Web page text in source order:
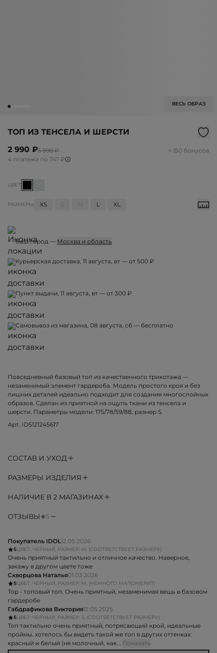
ВЕСЬ ОБРАЗ
ТОП ИЗ ТЕНСЕЛА И ШЕРСТИ
2 990 ₽3 990 ₽
+ 150 бонусов
4 платежа по 747 ₽
ЦВЕТ
РАЗМЕРЫ XS M L XL
Ваш город — Москва и область
Курьерская доставка, 11 августа, вт — от 500 ₽
Пункт выдачи, 11 августа, вт — от 300 ₽
Самовывоз из магазина, 08 августа, сб — бесплатно
Повседневный базовый топ из качественного трикотажа —
незаменимый элемент гардероба. Модель простого кроя и без
лишних деталей идеально подходит для создания многослойных
образов. Сделан из приятной на ощупь ткани из тенсела и
шерсти. Параметры модели: 175/78/59/88, размер S.
Арт. ID5121245617
СОСТАВ И УХОД
РАЗМЕРЫ ИЗДЕЛИЯ
НАЛИЧИЕ В 2 МАГАЗИНАХ
ОТЗЫВЫ 5
Покупатель IDOL12.05.2026
5ЦВЕТ: ЧЕРНЫЙ, РАЗМЕР: M, (СООТВЕТСТВУЕТ РАЗМЕРУ)
Очень приятный тактильно и отличное качество. Наверное,
закажу в другом цвете тоже
Скворцова Наталья01.03.2026
5ЦВЕТ: ЧЕРНЫЙ, РАЗМЕР: M, (НЕМНОГО МАЛОМЕРИТ)
Тор - топовый топ. Очень приятный, незаменимая вещь в базовом
гардеробе
Габдрафикова Виктория12.05.2025
5ЦВЕТ: ЧЕРНЫЙ, РАЗМЕР: S, (СООТВЕТСТВУЕТ РАЗМЕРУ)
Топ тактильно очень приятный, потрясающий крой, идеальные
проймы. хотелось бы видеть такой же топ в других оттенках:
красный и белый (не молочный, как... Показать